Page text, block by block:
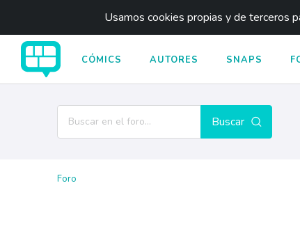
Usamos cookies propias y de terceros
CÓMICS AUTORES SNAPS
Buscar
Foro